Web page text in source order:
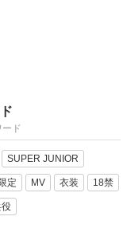
ド
SUPER JUNIOR
定 MV 衣装 18禁